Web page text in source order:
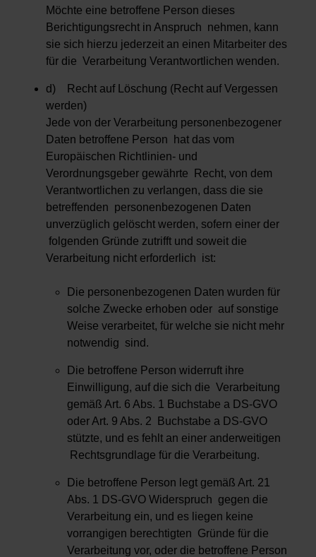
Möchte eine betroffene Person dieses
Berichtigungsrecht in Anspruch nehmen, kann
sie sich hierzu jederzeit an einen Mitarbeiter des
für die Verarbeitung Verantwortlichen wenden.
d) Recht auf Löschung (Recht auf Vergessen
werden)
Jede von der Verarbeitung personenbezogener
Daten betroffene Person hat das vom
Europäischen Richtlinien- und
Verordnungsgeber gewährte Recht, von dem
Verantwortlichen zu verlangen, dass die sie
betreffenden personenbezogenen Daten
unverzüglich gelöscht werden, sofern einer der
folgenden Gründe zutrifft und soweit die
Verarbeitung nicht erforderlich ist:
Die personenbezogenen Daten wurden für
solche Zwecke erhoben oder auf sonstige
Weise verarbeitet, für welche sie nicht mehr
notwendig sind.
Die betroffene Person widerruft ihre
Einwilligung, auf die sich die Verarbeitung
gemäß Art. 6 Abs. 1 Buchstabe a DS-GVO
oder Art. 9 Abs. 2 Buchstabe a DS-GVO
stützte, und es fehlt an einer anderweitigen
Rechtsgrundlage für die Verarbeitung.
Die betroffene Person legt gemäß Art. 21
Abs. 1 DS-GVO Widerspruch gegen die
Verarbeitung ein, und es liegen keine
vorrangigen berechtigten Gründe für die
Verarbeitung vor, oder die betroffene Person